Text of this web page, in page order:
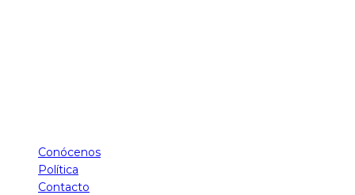
Conócenos
Política
Contacto